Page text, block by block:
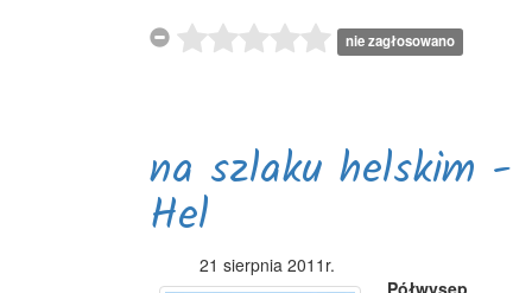
nie zagłosowano
na szlaku helskim -
Hel
21 sierpnia 2011r.